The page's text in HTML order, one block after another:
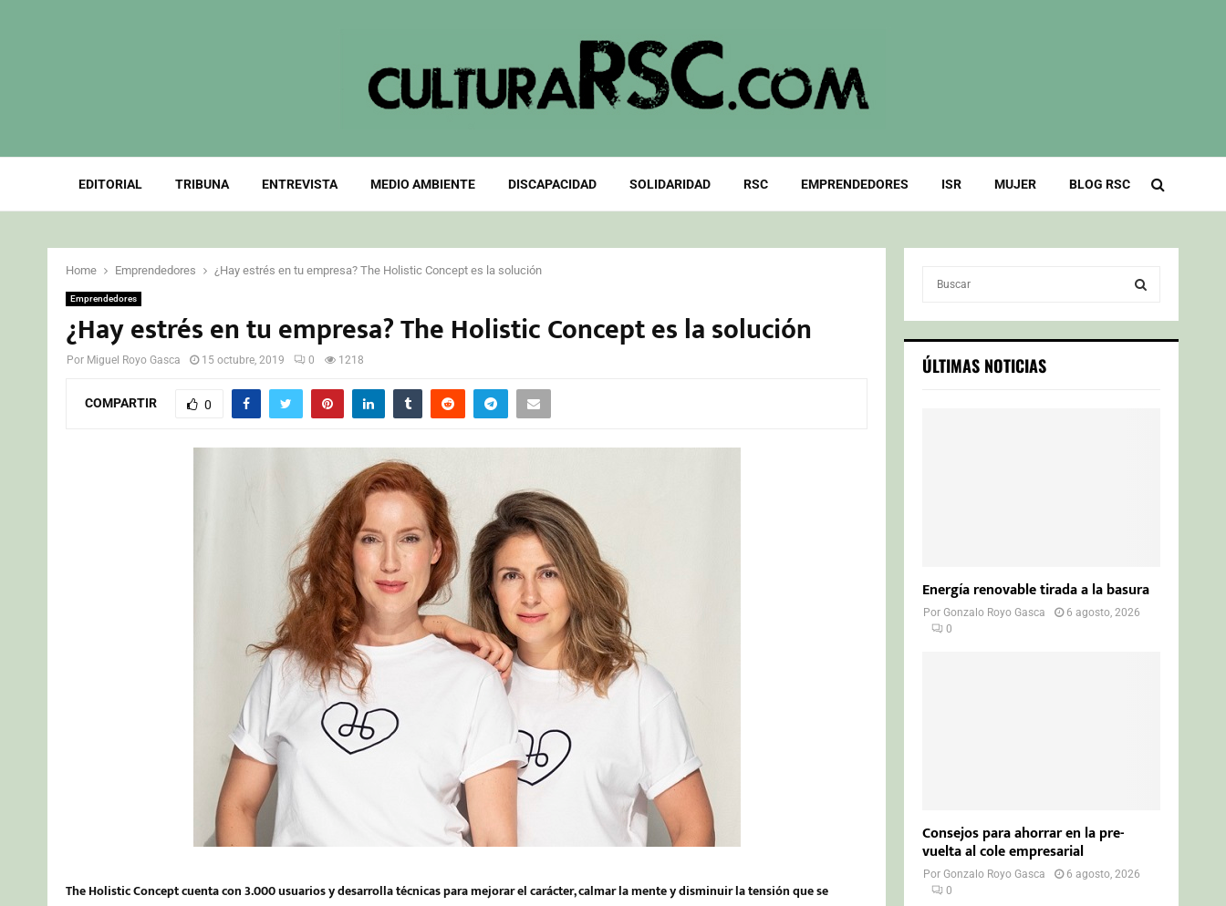
EDITORIAL TRIBUNA ENTREVISTA MEDIO AMBIENTE DISCAPACIDAD SOLIDARIDAD RSC EMPRENDEDORES ISR MUJER BLOG RSC
Home Emprendedores ¿Hay estrés en tu empresa? The Holistic Concept es la solución
Emprendedores
¿Hay estrés en tu empresa? The Holistic Concept es la solución
Por Miguel Royo Gasca 15 octubre, 2019 0 1218
COMPARTIR 0
The Holistic Concept cuenta con 3.000 usuarios y desarrolla técnicas para mejorar el carácter, calmar la mente y disminuir la tensión que se
c
h
S
ÚLTIMAS NOTICIAS
Energía renovable tirada a la basura
PorGonzalo Royo Gasca
6 agosto, 2026
0
Consejos para ahorrar en la pre-
vuelta al cole empresarial
PorGonzalo Royo Gasca
6 agosto, 2026
0